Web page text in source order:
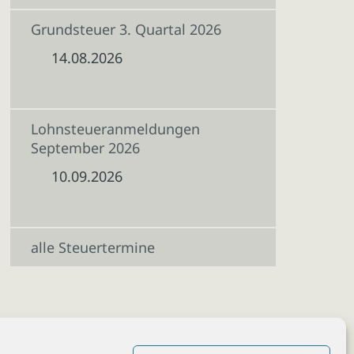
Grundsteuer 3. Quartal 2026
14.08.2026
Lohnsteueranmeldungen
September 2026
10.09.2026
alle Steuertermine